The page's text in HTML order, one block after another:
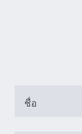
ชื่อ